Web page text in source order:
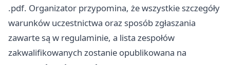
.pdf. Organizator przypomina, że wszystkie szczegóły
warunków uczestnictwa oraz sposób zgłaszania
zawarte są w regulaminie, a lista zespołów
zakwalifikowanych zostanie opublikowana na